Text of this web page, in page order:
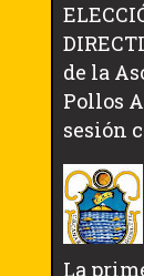
de la
Pollos
sesión
La